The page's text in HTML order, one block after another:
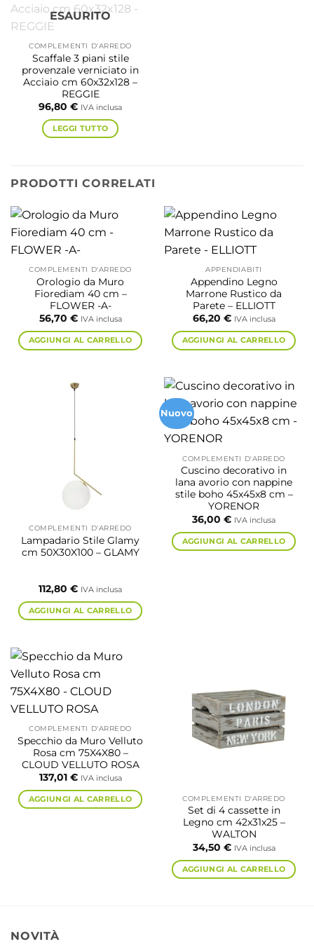
ESAURITO
COMPLEMENTI D'ARREDO
Scaffale 3 piani stile
provenzale verniciato in
Acciaio cm 60x32x128 –
REGGIE
96,80 € IVA inclusa
LEGGI TUTTO
PRODOTTI CORRELATI
COMPLEMENTI D'ARREDO
Orologio da Muro
Fiorediam 40 cm –
FLOWER -A-
56,70 € IVA inclusa
AGGIUNGI AL CARRELLO
APPENDIABITI
Appendino Legno
Marrone Rustico da
Parete – ELLIOTT
66,20 € IVA inclusa
AGGIUNGI AL CARRELLO
COMPLEMENTI D'ARREDO
Lampadario Stile Glamy
cm 50X30X100 – GLAMY
112,80 € IVA inclusa
AGGIUNGI AL CARRELLO
Nuovo
COMPLEMENTI D'ARREDO
Cuscino decorativo in
lana avorio con nappine
stile boho 45x45x8 cm –
YORENOR
36,00 € IVA inclusa
AGGIUNGI AL CARRELLO
COMPLEMENTI D'ARREDO
Specchio da Muro Velluto
Rosa cm 75X4X80 –
CLOUD VELLUTO ROSA
137,01 € IVA inclusa
AGGIUNGI AL CARRELLO COMPLEMENTI D'ARREDO
Set di 4 cassette in
Legno cm 42x31x25 –
WALTON
34,50 € IVA inclusa
AGGIUNGI AL CARRELLO
NOVITÀ